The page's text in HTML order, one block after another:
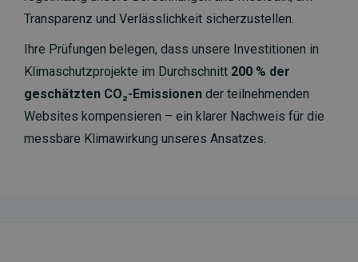
Transparenz und Verlässlichkeit sicherzustellen.
Ihre Prüfungen belegen, dass unsere Investitionen in
Klimaschutzprojekte im Durchschnitt 200 % der
geschätzten CO₂-Emissionen der teilnehmenden
Websites kompensieren – ein klarer Nachweis für die
messbare Klimawirkung unseres Ansatzes.